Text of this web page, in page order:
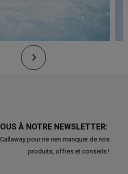
À NOTRE NEWSLETTER:
pour ne rien manquer de nos
produits, offres et conseils !